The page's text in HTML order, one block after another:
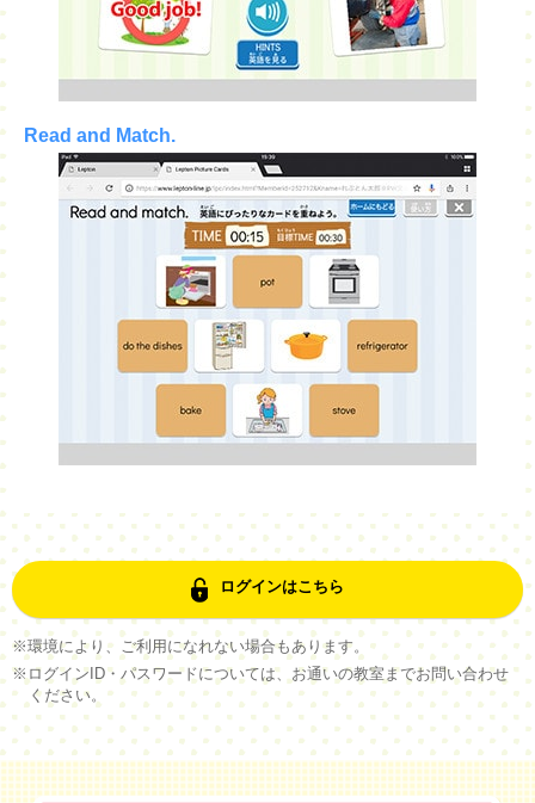
Read and Match.
ログインはこちら
※環境により、ご利用になれない場合もあります。
※ログインID・パスワードについては、お通いの教室までお問い合わせ
ください。